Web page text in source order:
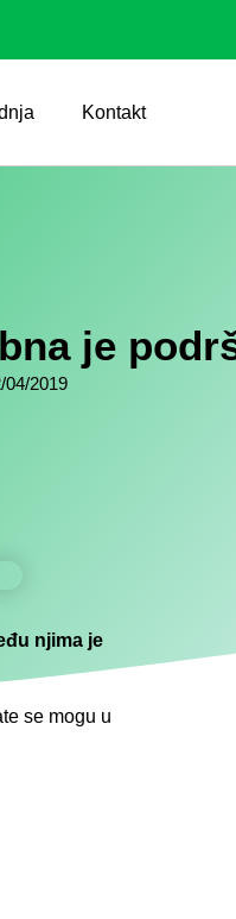
Kontakt
je
04/2019
njima je
se mogu u